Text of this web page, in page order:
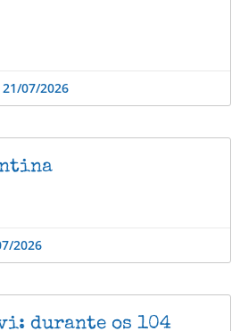
21/07/2026
2026
durante os 104